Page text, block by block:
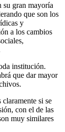
su gran mayoría
que son los
y
a los cambios
institución.
que dar mayor
si se
con el de las
muy similares